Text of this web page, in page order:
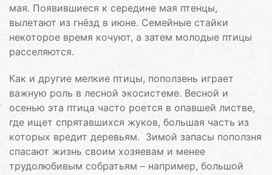
мая. Появившиеся к середине мая птенцы,
вылетают из гнёзд в июне. Семейные стайки
некоторое время кочуют, а затем молодые птицы
расселяются.
Как и другие мелкие птицы, поползень играет
важную роль в лесной экосистеме. Весной и
осенью эта птица часто роется в опавшей листве,
где ищет спрятавшихся жуков, большая часть из
которых вредит деревьям. Зимой запасы поползня
спасают жизнь своим хозяевам и менее
трудолюбивым собратьям – например, большой